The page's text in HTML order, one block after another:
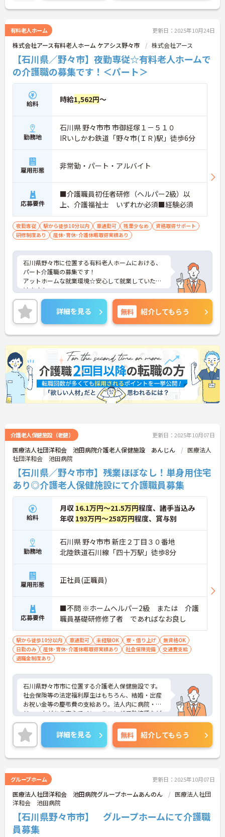
詳細をお話しいたしますのでお気軽にご相談くださ
有料老人ホーム 更新日：2025年10月24日
株式会社アース有料老人ホーム ケアシス野々市 株式会社アース
【石川県／野々市】夜勤専従☆有料老人ホームで
の介護職の募集です！＜パート＞
給料 時給1,562円～
勤務地
石川県 野々市市 市御経塚１－５１０
IRいしかわ鉄道「野々市(ＩＲ)駅」徒歩6分
雇用形態 非常勤・パート・アルバイト
応募要件
■介護職員初任者研修（ヘルパー2級）以
上、介護福祉士 いずれか必須■経験必須
夜勤専従 駅から徒歩10分以内 車通勤可 残業少なめ
資格取得サポート
研修制度あり
産休･育休･介護休暇取得実績あり
石川県野々市に位置する有料老人ホームにおける、
パート介護職の募集です！
アットホームな就業環境☆安心して就業していただ
けます！
ご興味ある方には、面接対策ポイントなど、さらに
詳細をお話しいたしますのでお気軽にご相談くださ
い。
詳細を見る 無料 紹介してもらう
介護老人保健施設（老健） 更新日：2025年10月07日
医療法人社団洋和会 池田病院介護老人保健施設 あんじん
医療法人
社団洋和会 池田病院
【石川県／野々市市】残業ほぼなし！単身用住宅
あり◎介護老人保健施設にて介護職員募集
給料
月収 16.1万円～21.5万円程度、諸手当込み
年収 193万円～258万円程度、賞与別
勤務地
石川県 野々市市 新庄２丁目３０番地
北陸鉄道石川線「四十万駅」徒歩8分
雇用形態 正社員(正職員)
応募要件
■不問 ※ホームヘルパー2級 または 介護
職員基礎研修修了者 であればなお良し
駅から徒歩10分以内 車通勤可 未経験OK 寮・借り上げ
無資格OK
日勤のみ
産休･育休･介護休暇取得実績あり 社会保険完備
交通費支給
退職金制度あり
石川県野々市市に位置する介護老人保健施設です。
社会保険等の法定福利厚生はもちろん、結婚・出産
お祝い金等の慶弔費の支給あり。法人内に病院・ク
リニックがあり安心でインフルエンザ予防接種など
も低額で受けられます。
ご興味をお持ちの方には詳細の情報や面接のポイン
トをお伝えしますのでお気軽にお問い合わせくださ
いませ。
詳細を見る 無料 紹介してもらう
グループホーム 更新日：2025年10月07日
医療法人社団洋和会 池田病院グループホームあんのん
医療法人社団
洋和会 池田病院
【石川県野々市市】 グループホームにて介護職
員募集